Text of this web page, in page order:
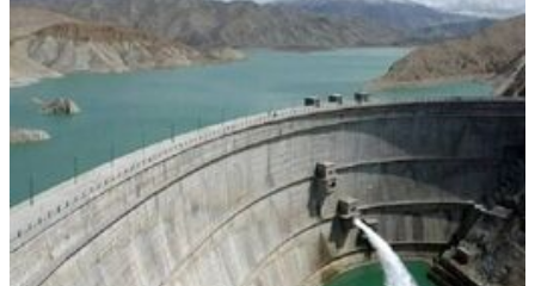
صنعت
انرژی
و
بیمه